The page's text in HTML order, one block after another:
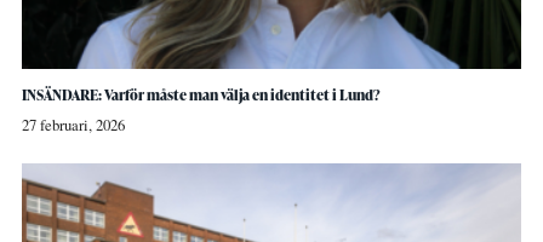
INSÄNDARE: Varför måste man välja en identitet i Lund?
27 februari, 2026